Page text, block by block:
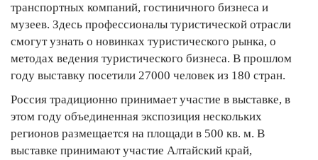
транспортных компаний, гостиничного бизнеса и
музеев. Здесь профессионалы туристической отрасли
смогут узнать о новинках туристического рынка, о
методах ведения туристического бизнеса. В прошлом
году выставку посетили 27000 человек из 180 стран.
Россия традиционно принимает участие в выставке, в
этом году объединенная экспозиция нескольких
регионов размещается на площади в 500 кв. м. В
выставке принимают участие Алтайский край,